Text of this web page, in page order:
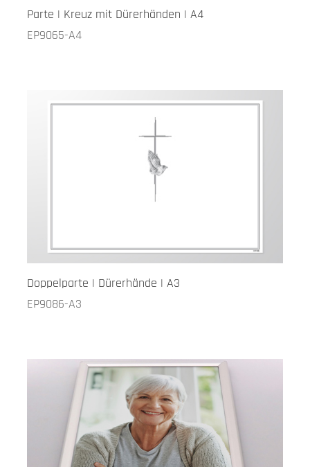
Parte | Kreuz mit Dürerhänden | A4
EP9065-A4
Doppelparte | Dürerhände | A3
EP9086-A3